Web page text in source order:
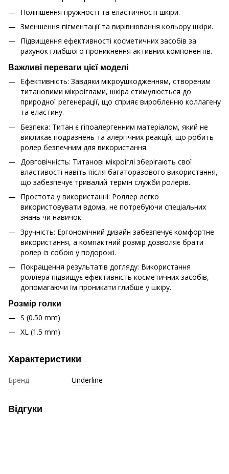
Поліпшення пружності та еластичності шкіри.
Зменшення пігментації та вирівнювання кольору шкіри.
Підвищення ефективності косметичних засобів за
рахунок глибшого проникнення активних компонентів.
Важливі переваги цієї моделі
Ефективність: Завдяки мікроушкодженням, створеним
титановими мікроіглами, шкіра стимулюється до
природної регенерації, що сприяє виробленню коллагену
та еластину.
Безпека: Титан є гіпоалергенним матеріалом, який не
викликає подразнень та алергічних реакцій, що робить
ролер безпечним для використання.
Довговічність: Титанові мікроіглі зберігають свої
властивості навіть після багаторазового використання,
що забезпечує тривалий термін служби ролерів.
Простота у використанні: Роллер легко
використовувати вдома, не потребуючи спеціальних
знань чи навичок.
Зручність: Ергономічний дизайн забезпечує комфортне
використання, а компактний розмір дозволяє брати
ролер із собою у подорожі.
Покращення результатів догляду: Використання
роллера підвищує ефективність косметичних засобів,
допомагаючи їм проникати глибше у шкіру.
Розмір голки
S (0.50 mm)
XL (1.5 mm)
Характеристики
Бренд Underline
Відгуки